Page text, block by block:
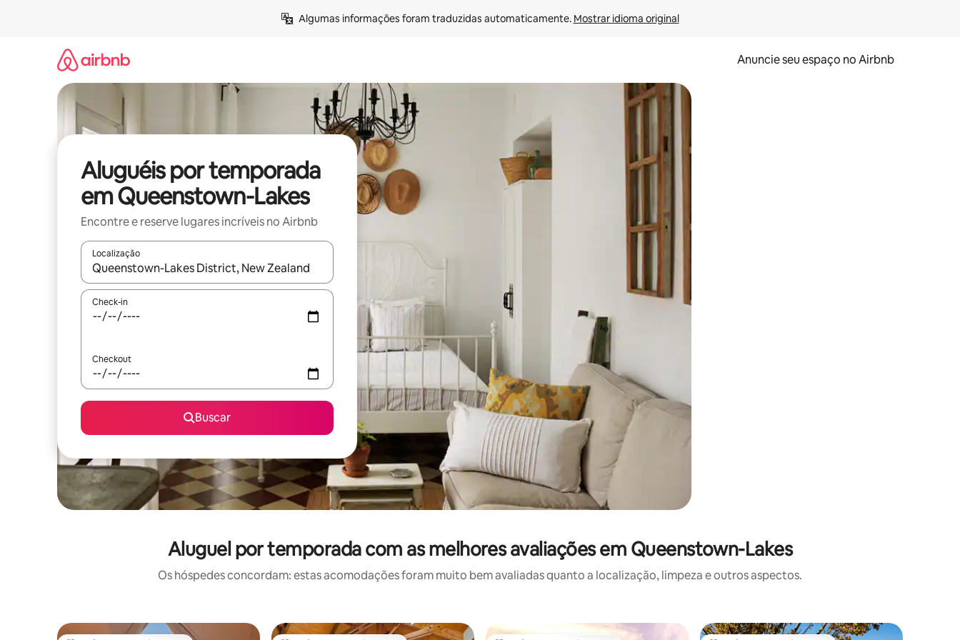
Algumas informações foram traduzidas automaticamente. Mostrar idioma original
Anuncie seu espaço no Airbnb
Aluguéis por temporada
em Queenstown-Lakes
Encontre e reserve lugares incríveis no Airbnb
Localização
Quando os resultados estiverem disponíveis, explore-os usando as seta para cima e para baixo do teclado ou tocando e deslizando o dedo na tela.
Check-in
Checkout
Buscar
Aluguel por temporada com as melhores avaliações em Queenstown-Lakes
Os hóspedes concordam: estas acomodações foram muito bem avaliadas quanto a localização, limpeza e outros aspectos.